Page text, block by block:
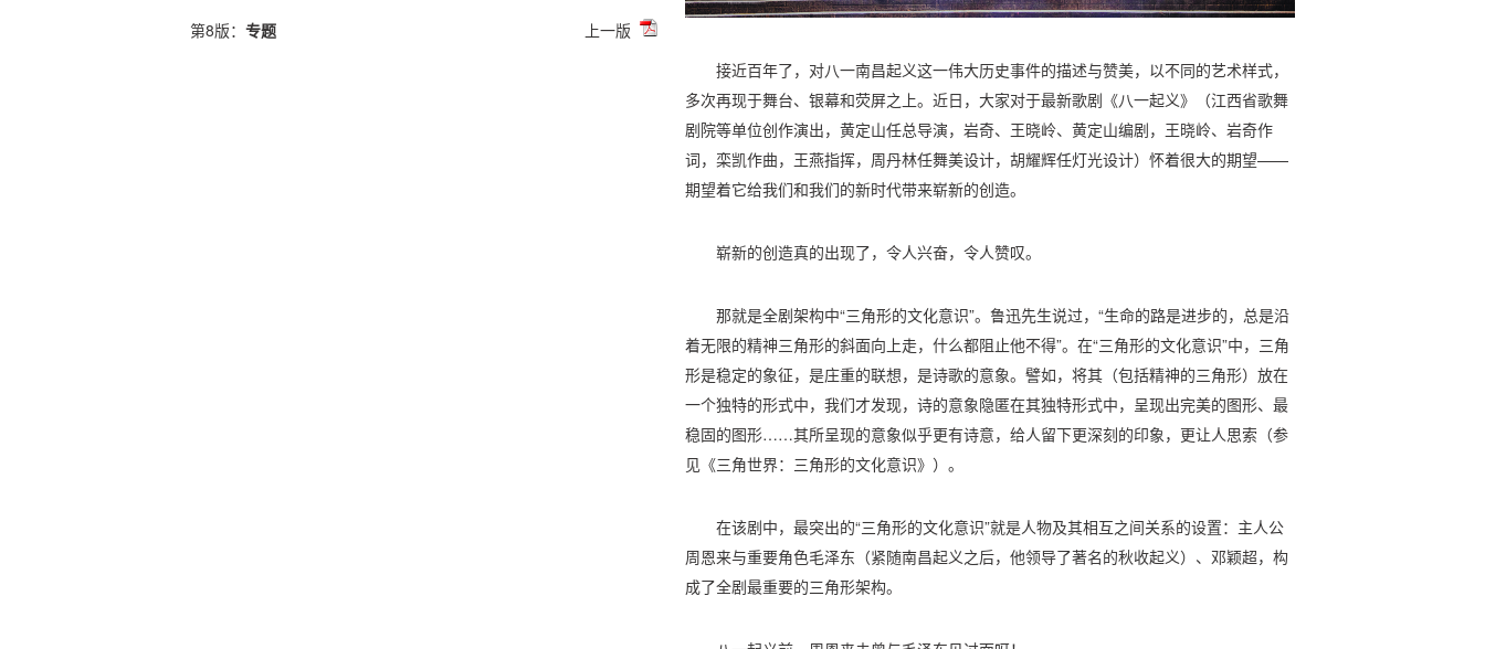
第8版： 专题
上一版
接近百年了，对八一南昌起义这一伟大历史事件的描述与赞美，以不同的艺术样式，
多次再现于舞台、银幕和荧屏之上。近日，大家对于最新歌剧《八一起义》（江西省歌舞
剧院等单位创作演出，黄定山任总导演，岩奇、王晓岭、黄定山编剧，王晓岭、岩奇作
词，栾凯作曲，王燕指挥，周丹林任舞美设计，胡耀辉任灯光设计）怀着很大的期望——
期望着它给我们和我们的新时代带来崭新的创造。
崭新的创造真的出现了，令人兴奋，令人赞叹。
那就是全剧架构中“三角形的文化意识”。鲁迅先生说过，“生命的路是进步的，总是沿
着无限的精神三角形的斜面向上走，什么都阻止他不得”。在“三角形的文化意识”中，三角
形是稳定的象征，是庄重的联想，是诗歌的意象。譬如，将其（包括精神的三角形）放在
一个独特的形式中，我们才发现，诗的意象隐匿在其独特形式中，呈现出完美的图形、最
稳固的图形……其所呈现的意象似乎更有诗意，给人留下更深刻的印象，更让人思索（参
见《三角世界：三角形的文化意识》）。
在该剧中，最突出的“三角形的文化意识”就是人物及其相互之间关系的设置：主人公
周恩来与重要角色毛泽东（紧随南昌起义之后，他领导了著名的秋收起义）、邓颖超，构
成了全剧最重要的三角形架构。